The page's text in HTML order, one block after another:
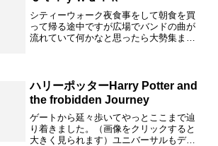
シティーウォーク夜食事をして朝食を買
って帰る途中ですが広場でバンドの曲が
流れていて何かなと思ったら大勢集まっ
みたいだけど大喜びでノリ...
ハリーポッターHarry Potter and
the frobidden Journey
ゲートから延々歩いてやっとここまで辿
り着きました。（画像をクリックすると
大きく見られます）ユニバーサルもディ